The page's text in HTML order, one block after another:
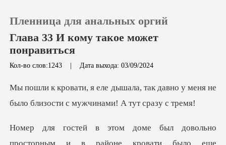
Пополнить
История чтения
Пленница для анальных оргий
Глава 33 И кому такое может
понравиться
Кол-во слов:1243 | Дата выхода: 03/09/2024
так давно у меня не
было близост